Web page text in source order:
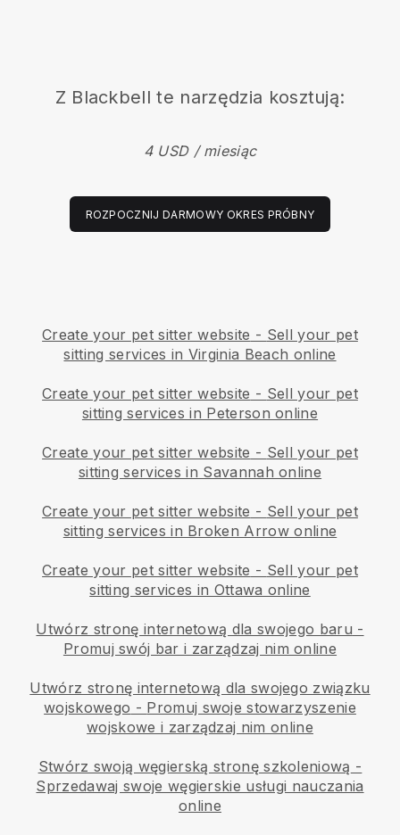
Z Blackbell te narzędzia kosztują:
4 USD / miesiąc
ROZPOCZNIJ DARMOWY OKRES PRÓBNY
Create your pet sitter website - Sell your pet
sitting services in Virginia Beach online
Create your pet sitter website - Sell your pet
sitting services in Peterson online
Create your pet sitter website - Sell your pet
sitting services in Savannah online
Create your pet sitter website - Sell your pet
sitting services in Broken Arrow online
Create your pet sitter website - Sell your pet
sitting services in Ottawa online
Utwórz stronę internetową dla swojego baru -
Promuj swój bar i zarządzaj nim online
Utwórz stronę internetową dla swojego związku
wojskowego - Promuj swoje stowarzyszenie
wojskowe i zarządzaj nim online
Stwórz swoją węgierską stronę szkoleniową -
Sprzedawaj swoje węgierskie usługi nauczania
online